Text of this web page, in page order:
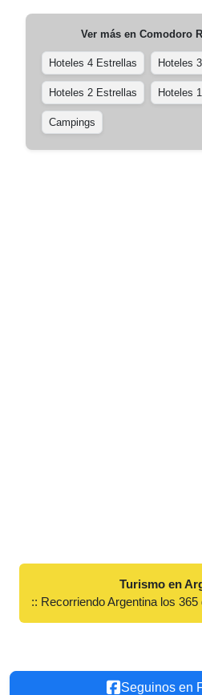
Ver más en Comodoro
Hoteles 4 Estrellas Hoteles
Hoteles 2 Estrellas Hoteles
Campings
Turismo en
:: Recorriendo Argentina los
Seguinos en